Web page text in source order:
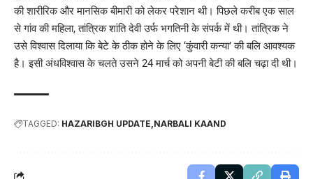
की शारीरिक और मानसिक बीमारी को लेकर परेशान थी। पिछले करीब एक साल
से गांव की महिला, तांत्रिक शांति देवी उर्फ भगतिनी के संपर्क में थी। तांत्रिक ने
उसे विश्वास दिलाया कि बेटे के ठीक होने के लिए ‘कुंवारी कन्या’ की बलि आवश्यक
है। इसी अंधविश्वास के चलते उसने 24 मार्च को अपनी बेटी की बलि चढ़ा दी थी।
TAGGED: HAZARIBGH UPDATE NARBALI KAAND